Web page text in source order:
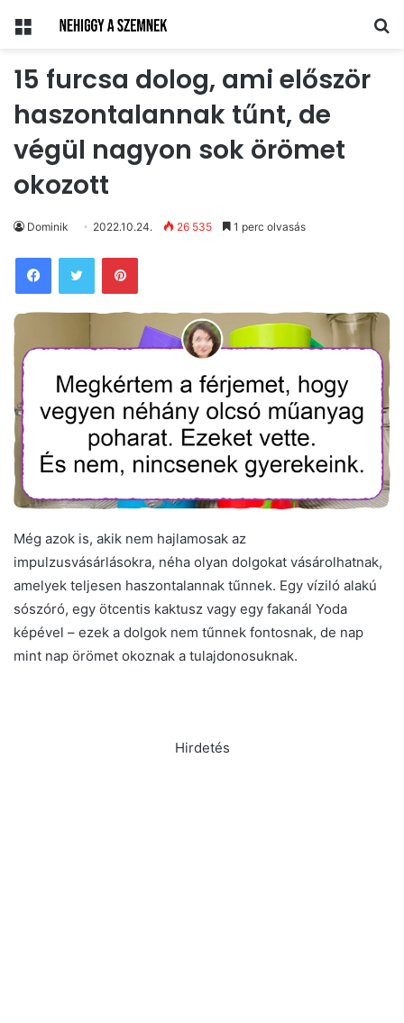
Menü
15 furcsa dolog, ami először
haszontalannak tűnt, de
végül nagyon sok örömet
okozott
Dominik 2022.10.24. 26 535 1 perc olvasás
Pinterest
Még azok is, akik nem hajlamosak az
impulzusvásárlásokra, néha olyan dolgokat vásárolhatnak,
amelyek teljesen haszontalannak tűnnek. Egy víziló alakú
sószóró, egy ötcentis kaktusz vagy egy fakanál Yoda
képével – ezek a dolgok nem tűnnek fontosnak, de nap
mint nap örömet okoznak a tulajdonosuknak.
Hirdetés